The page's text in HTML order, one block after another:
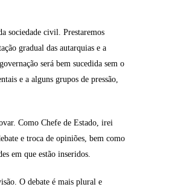
sociedade civil. Prestaremos
gradual das autarquias e a
será bem sucedida sem o
e a alguns grupos de pressão,
Como Chefe de Estado, irei
e troca de opiniões, bem como
em que estão inseridos.
O debate é mais plural e